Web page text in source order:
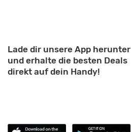
Lade dir unsere App herunter
und erhalte die besten Deals
direkt auf dein Handy!